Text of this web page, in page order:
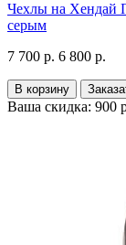
Чехлы на Хендай
серым
7 700 р. 6 800 р.
В корзину
Ваша скидка: 900